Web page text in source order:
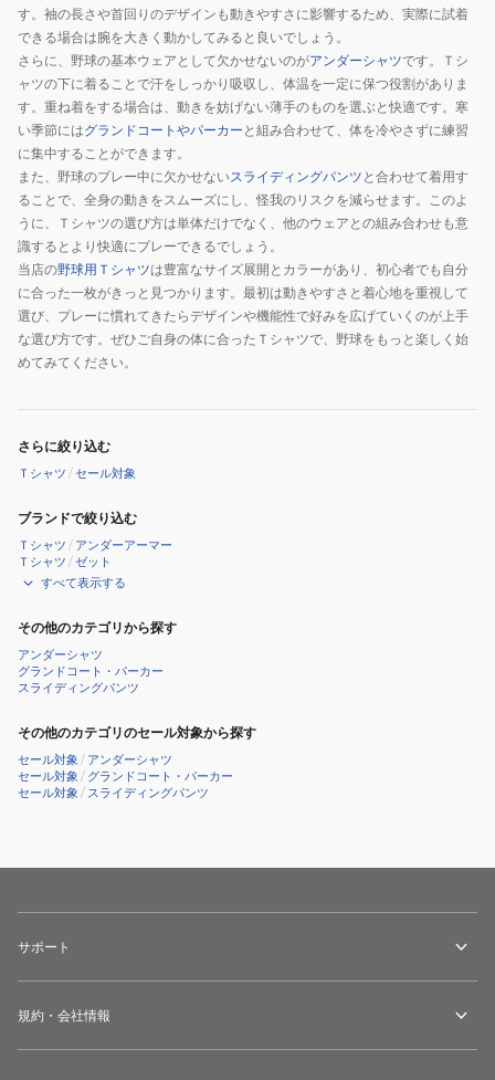
す。袖の長さや首回りのデザインも動きやすさに影響するため、実際に試着
できる場合は腕を大きく動かしてみると良いでしょう。
さらに、野球の基本ウェアとして欠かせないのがアンダーシャツです。Ｔシ
ャツの下に着ることで汗をしっかり吸収し、体温を一定に保つ役割がありま
す。重ね着をする場合は、動きを妨げない薄手のものを選ぶと快適です。寒
い季節にはグランドコートやパーカー と組み合わせて、体を冷やさずに練習
に集中することができます。
また、野球のプレー中に欠かせないスライディングパンツ と合わせて着用す
ることで、全身の動きをスムーズにし、怪我のリスクを減らせます。このよ
うに、Ｔシャツの選び方は単体だけでなく、他のウェアとの組み合わせも意
識するとより快適にプレーできるでしょう。
当店の野球用Ｔシャツは豊富なサイズ展開とカラーがあり、初心者でも自分
に合った一枚がきっと見つかります。最初は動きやすさと着心地を重視して
選び、プレーに慣れてきたらデザインや機能性で好みを広げていくのが上手
な選び方です。ぜひご自身の体に合ったＴシャツで、野球をもっと楽しく始
めてみてください。
さらに絞り込む
Ｔシャツ /セール対象
ブランドで絞り込む
Ｔシャツ / アンダーアーマー
Ｔシャツ /ゼット
すべて表示する
その他のカテゴリから探す
アンダーシャツ
グランドコート・パーカー
スライディングパンツ
その他のカテゴリのセール対象から探す
セール対象 / アンダーシャツ
セール対象 / グランドコート・パーカー
セール対象 / スライディングパンツ
サポート
規約・会社情報